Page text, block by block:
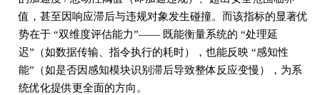
值，甚至因响应滞后与违规对象发生碰撞。而该指标的显著优
势在于 “双维度评估能力”—— 既能衡量系统的 “处理延
迟”（如数据传输、指令执行的耗时），也能反映 “感知性
能”（如是否因感知模块识别滞后导致整体反应变慢），为系
统优化提供更全面的方向。